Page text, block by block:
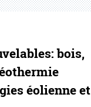
bois,
éolienne et